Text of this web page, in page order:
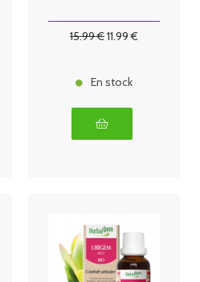
15.99€11.99 €
En stock